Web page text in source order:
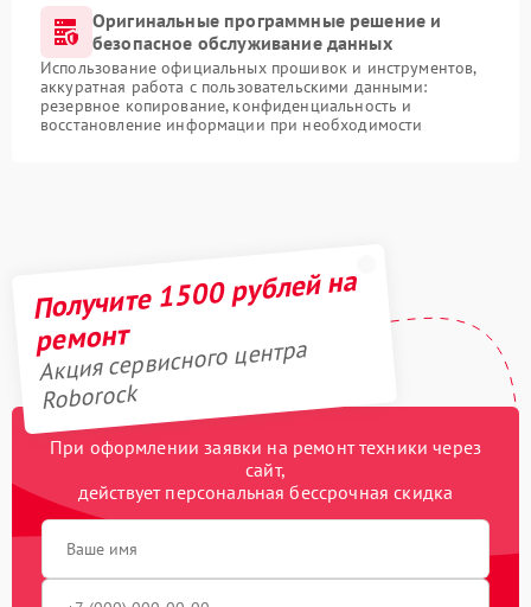
Оригинальные программные решение и
безопасное обслуживание данных
Использование официальных прошивок и инструментов,
аккуратная работа с пользовательскими данными:
резервное копирование, конфиденциальность и
восстановление информации при необходимости
Получите 1500 рублей на
ремонт
Акция сервисного центра
Roborock
При оформлении заявки на ремонт техники через
сайт,
действует персональная бессрочная скидка